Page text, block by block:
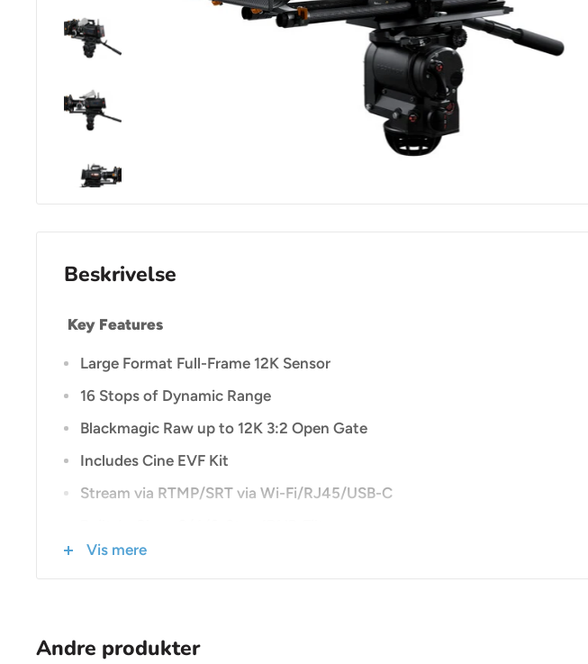
Beskrivelse
Key Features
Large Format Full-Frame 12K Sensor
16 Stops of Dynamic Range
Blackmagic Raw up to 12K 3:2 Open Gate
Includes Cine EVF Kit
Stream via RTMP/SRT via Wi-Fi/RJ45/USB-C
Built-In Folding 5" 1500 cd/m² Monitor
2 x Balanced 3-Pin XLR Audio Inputs
Vis mere
Andre produkter